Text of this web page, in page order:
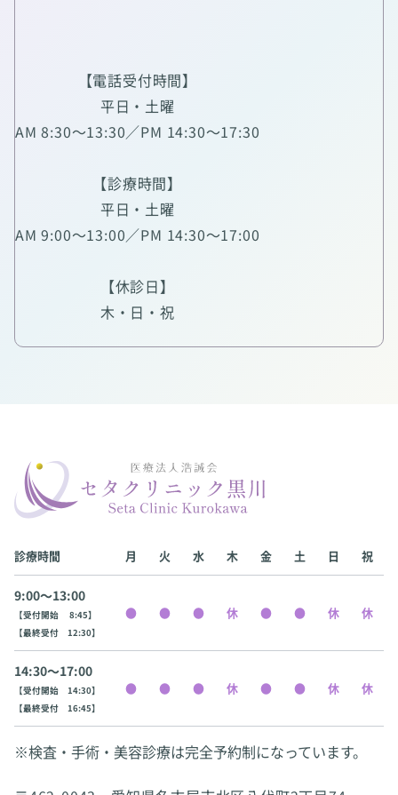
【電話受付時間】
平日・土曜
AM 8:30～13:30／PM 14:30～17:30
【診療時間】
平日・土曜
AM 9:00～13:00／PM 14:30～17:00
【休診日】
木・日・祝
診療時間 月 火 水 木 金 土 日 祝
9:00〜13:00
【受付開始 8:45】
【最終受付 12:30】
14:30〜17:00
【受付開始 14:30】
【最終受付 16:45】
※検査・手術・美容診療は完全予約制になっています。